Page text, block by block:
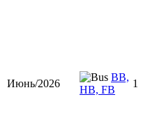
Июнь/2026
BB,
HB, FB
1